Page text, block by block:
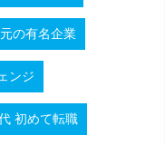
の有名企業
ンジ
初めて転職